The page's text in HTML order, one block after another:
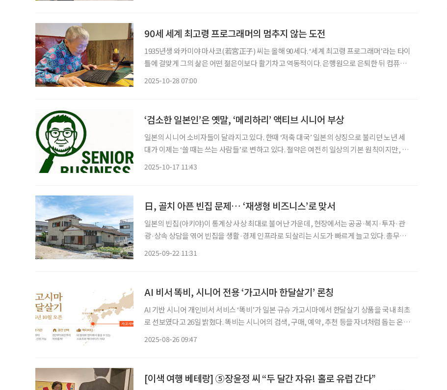
90세 세계 최고령 프로그래머의 멈추지 않는 도전
1935년생 와카미야 마사코(若宮正子) 씨는 올해 90세다. ‘세계 최고령 프로그래머’라는 타이
틀에 걸맞게 그의 삶은 어떤 젊은이보다 활기차고 역동적이다. 은행원으로 은퇴한 뒤 컴퓨터
2025-10-28 07:00
‘검소한 일본인’은 옛말, ‘메리하리’ 액티브 시니어 부상
일본의 시니어 소비자들이 달라지고 있다. 한때 ‘저축 대국’ 일본의 상징으로 불리던 노년 세
대가 이제는 ‘쓸 때는 쓰는 사람들’로 변하고 있다. 절약은 여전히 일상의 기본 원칙이지만, 그
2025-10-17 11:43
日, 골치 아픈 빈집 문제… ‘재생형 비즈니스’로 맞서
일본의 빈집(아키야)이 통계상 사상 최대로 불어난 가운데, 현장에서는 공공·복지·투자·관
광·상속 상담을 엮어 빈집을 생활·경제 인프라로 되살리는 시도가 빠르게 늘고 있다. 총무성
2025-09-22 11:31
AI 비서 똑비, 시니어 전용 ‘가고시마 한달살기’ 론칭
AI 기반 시니어 개인비서 서비스 ‘똑비’가 일본 규슈 가고시마에서 한달살기 상품을 국내 최초
로 선보였다고 26일 밝혔다. 똑비는 시니어의 검색, 구매, 예약, 추천 등을 자녀처럼 돕는 온라
2025-08-26 09:47
[이색 여행 베테랑] ⑤장윤정 씨 “두 달간 자유! 홀로 유럽 간다”